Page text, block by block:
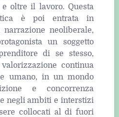
oltre il lavoro. Questa
è poi entrata in
neoliberale,
un soggetto
di se stesso,
continua
umano, in un mondo
e concorrenza
negli ambiti e interstizi
collocati al di fuori